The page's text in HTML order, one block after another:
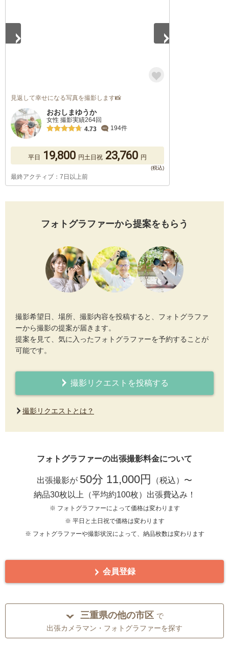
見返して幸せになる写真を撮影します📸
おおしまゆうか
女性 撮影実績264回
4.73
194件
平日 19,800 円土日祝 23,760 円
最終アクティブ：7日以上前
フォトグラファーから提案をもらう
撮影希望日、場所、撮影内容を投稿すると、フォトグラファ
ーから撮影の提案が届きます。
提案を見て、気に入ったフォトグラファーを予約することが
可能です。
撮影リクエストを投稿する
撮影リクエストとは？
フォトグラファーの出張撮影料金について
出張撮影が 50分 11,000円
（税込）〜
納品30枚以上（平均約100枚）出張費込み！
※ フォトグラファーによって価格は変わります
※ 平日と土日祝で価格は変わります
※ フォトグラファーや撮影状況によって、納品枚数は変わります
会員登録
三重県の他の市区 で
出張カメラマン・フォトグラファーを探す